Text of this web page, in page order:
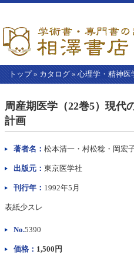
トップ» カタログ » 心理学・精神医
こ
か
ら
本
文】
周産期医学（22巻5）現代
計画
著者名： 松本清一・村松稔・岡宏
出版元： 東京医学社
刊行年： 1992年5月
表紙少スレ
No.5390
価格： 1,500円